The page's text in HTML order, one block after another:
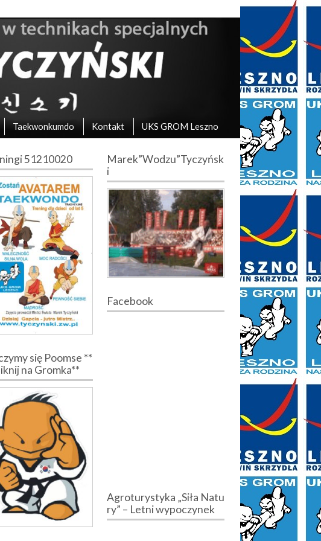
Taekwonkumdo Kontakt UKS GROM Leszno
51210020
się Poomse **
na Gromka**
Marek”Wodzu”Tyczyńsk
i
Facebook
Agroturystyka „Siła Natu
ry” – Letni wypoczynek